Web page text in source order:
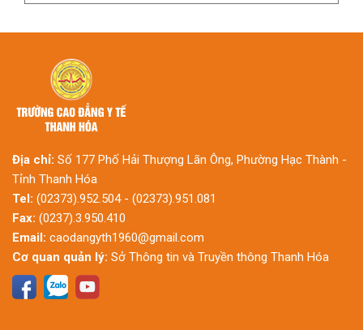
Địa chỉ: Số 177 Phố Hải Thượng Lãn Ông, Phường Hạc Thành -
Tỉnh Thanh Hóa
Tel: (02373).952.504 - (02373).951.081
Fax: (0237).3.950.410
Email: caodangyth1960@gmail.com
Cơ quan quản lý: Sở Thông tin và Truyền thông Thanh Hóa